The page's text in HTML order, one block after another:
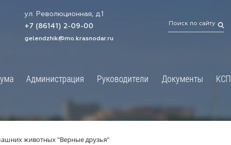
ул. Революционная, д.1
+7 (86141) 2-09-00
gelendzhik@mo.krasnodar.ru
Администрация Руководители Документы КСП
информация
График приёмов граждан
депутатами
животных "Верные друзья"